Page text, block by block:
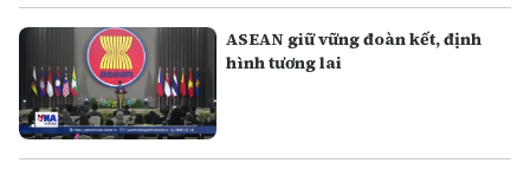
ASEAN giữ vững đoàn kết, định
hình tương lai